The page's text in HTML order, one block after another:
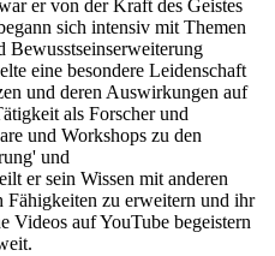
er von der Kraft des Geistes
sich intensiv mit Themen
Bewusstseinserweiterung
eine besondere Leidenschaft
und deren Auswirkungen auf
als Forscher und
und Workshops zu den
und
er sein Wissen mit anderen
zu erweitern und ihr
Videos auf YouTube begeistern